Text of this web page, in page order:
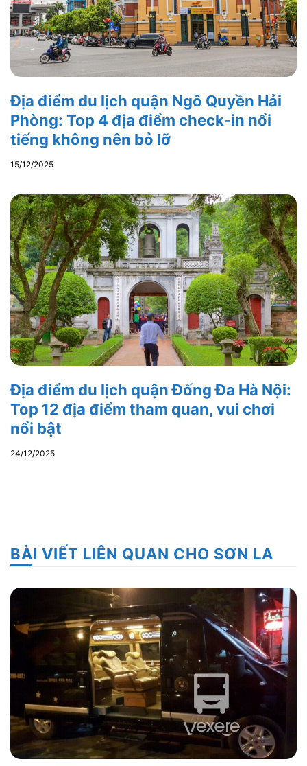
Địa điểm du lịch quận Ngô Quyền Hải
Phòng: Top 4 địa điểm check-in nổi
tiếng không nên bỏ lỡ
15/12/2025
Địa điểm du lịch quận Đống Đa Hà Nội:
Top 12 địa điểm tham quan, vui chơi
nổi bật
24/12/2025
BÀI VIẾT LIÊN QUAN CHO SƠN LA